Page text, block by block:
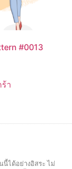
#0013
า
ได้อย่างอิสระ ไม่